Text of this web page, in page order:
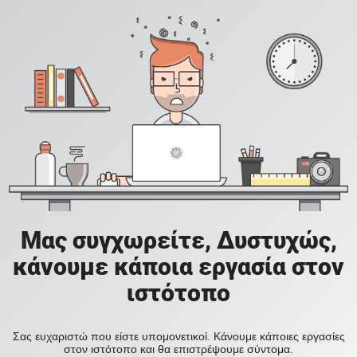
Μας συγχωρείτε, Δυστυχώς,
κάνουμε κάποια εργασία στον
ιστότοπο
Σας ευχαριστώ που είστε υπομονετικοί. Κάνουμε κάποιες εργασίες
στον ιστότοπο και θα επιστρέψουμε σύντομα.